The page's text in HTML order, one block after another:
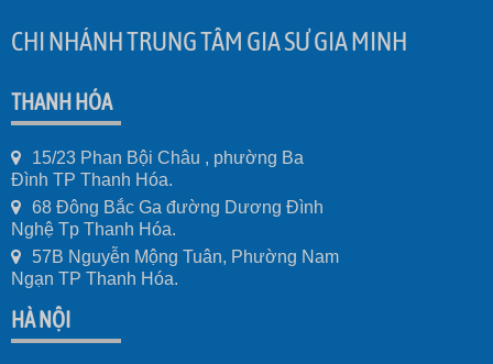
CHI NHÁNH TRUNG TÂM GIA SƯ GIA MINH
THANH HÓA
15/23 Phan Bội Châu , phường Ba
Đình TP Thanh Hóa.
68 Đông Bắc Ga đường Dương Đình
Nghệ Tp Thanh Hóa.
57B Nguyễn Mộng Tuân, Phường Nam
Ngạn TP Thanh Hóa.
HÀ NỘI